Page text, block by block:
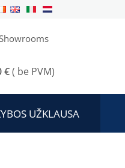
€( be PVM)
UŽKLAUSA